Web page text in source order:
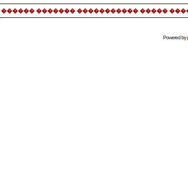
������ ������� ����������� �����
Powered by